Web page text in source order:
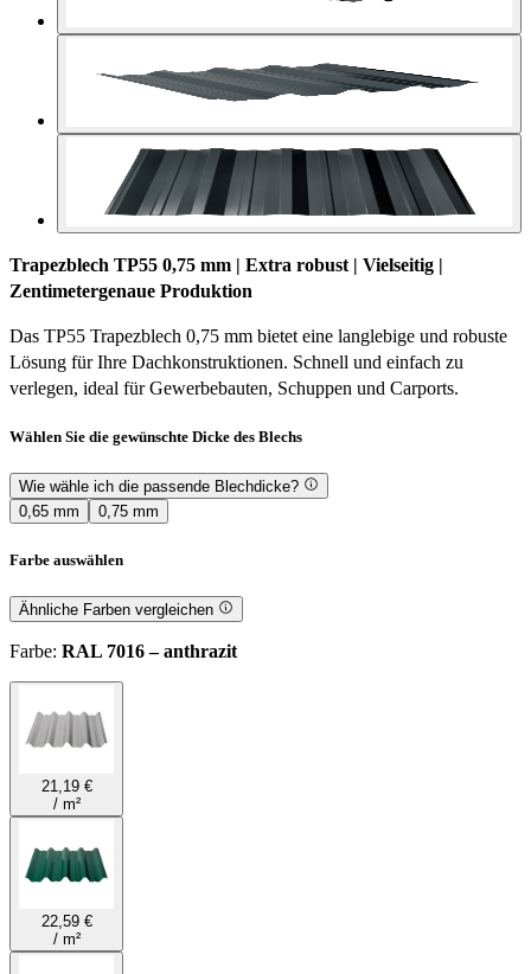
Trapezblech TP55 0,75 mm | Extra robust | Vielseitig |
Zentimetergenaue Produktion
Das TP55 Trapezblech 0,75 mm bietet eine langlebige und robuste
Lösung für Ihre Dachkonstruktionen. Schnell und einfach zu
verlegen, ideal für Gewerbebauten, Schuppen und Carports.
Wählen Sie die gewünschte Dicke des Blechs
Wie wähle ich die passende Blechdicke?
0,65 mm
0,75 mm
Farbe auswählen
Ähnliche Farben vergleichen
Farbe: RAL 7016 – anthrazit
21,19 €
/ m²
22,59 €
/ m²